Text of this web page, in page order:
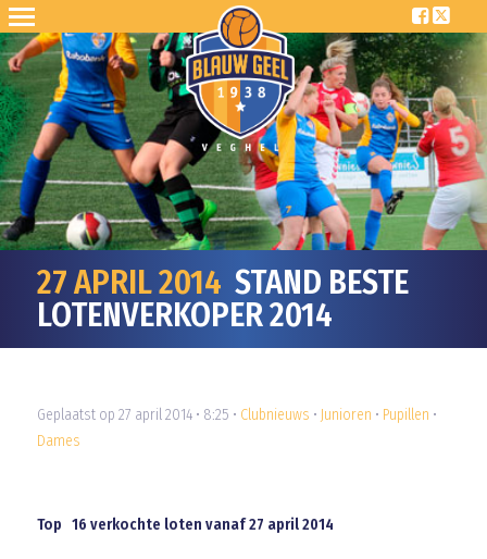
27 APRIL 2014 STAND BESTE
LOTENVERKOPER 2014
Geplaatst op 27 april 2014 • 8:25 • Clubnieuws • Junioren • Pupillen •
Dames
Top 16 verkochte loten vanaf 27 april 2014